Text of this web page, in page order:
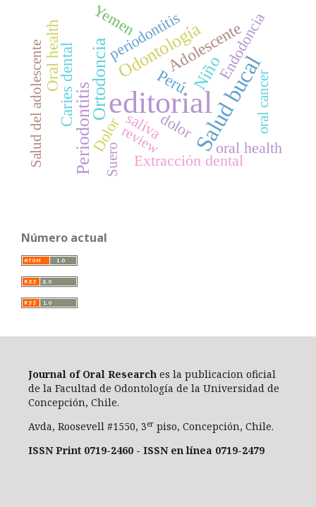
editorialSalud bucal
Ortodoncia
Periodontitis
OdontologíaNiño
Caries dental Perú
Oral health Adolescente
periodontitis
saliva
Yemen
oral health
Extracción dental
Dolor
Endodoncia
dolor
review
Salud del adolescente Suero
oral cancer
Número actual
Journal of Oral Research es la publicacion oficial
de la Facultad de Odontología de la Universidad de
Concepción, Chile.
Avda, Roosevell #1550, 3er piso, Concepción, Chile.
ISSN Print 0719-2460 - ISSN en línea 0719-2479